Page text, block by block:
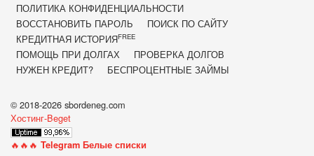
ПОЛИТИКА КОНФИДЕНЦИАЛЬНОСТИ
ВОССТАНОВИТЬ ПАРОЛЬ
ПОИСК ПО САЙТУ
КРЕДИТНАЯ ИСТОРИЯFREE
ПОМОЩЬ ПРИ ДОЛГАХ
ПРОВЕРКА ДОЛГОВ
НУЖЕН КРЕДИТ?
БЕСПРОЦЕНТНЫЕ ЗАЙМЫ
© 2018-2026 sbordeneg.com
Хостинг-Beget
🔥🔥🔥 Telegram Белые списки